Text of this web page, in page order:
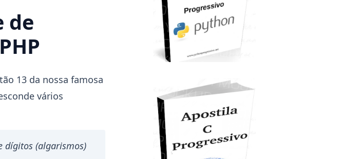
de
13 da nossa famosa
vários
dígitos (algarismos)